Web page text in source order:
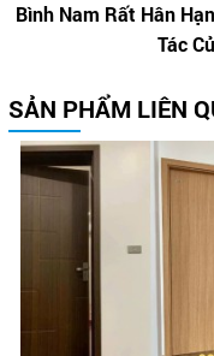
Bình Nam Rất Hân
Tác
SẢN PHẨM LIÊN